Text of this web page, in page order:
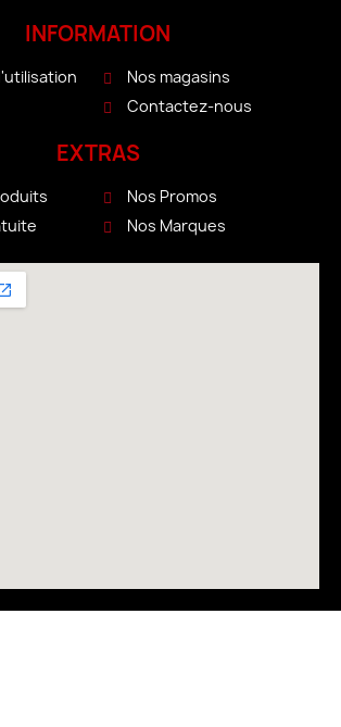
INFORMATION
Nos magasins
Contactez-nous
EXTRAS
Nos Promos
Nos Marques